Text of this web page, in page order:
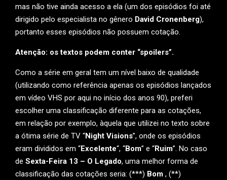
mas não tive ainda acesso a ela (um dos episódios foi até
dirigido pelo especialista no gênero David Cronenberg),
portanto esses episódios não possuem cotação.
Atenção: os textos podem conter “spoilers”.
Como a série em geral tem um nível baixo de qualidade
(utilizando como referência apenas os episódios lançados
em vídeo VHS por aqui no início dos anos 90), preferi
escolher uma classificação diferente para as cotações,
em relação por exemplo, àquela que utilizei no texto sobre
a ótima série de TV “Night Visions”, onde os episódios
eram divididos em “Excelente“, “Bom” e “Ruim”. No caso
de Sexta-Feira 13 – O Legado, uma melhor forma de
classificação das cotações seria: (***) Bom , (**)